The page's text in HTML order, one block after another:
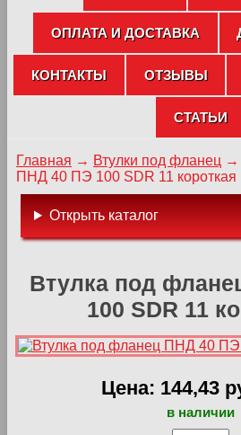
ОПЛАТА И ДОСТАВКА
КОНТАКТЫ ОТЗЫВЫ
СТАТЬИ
Главная → Втулки под фланец →
ПНД 40 ПЭ 100 SDR 11 короткая
Втулка под
100 SDR 11
Цена: 144,43
в наличии
Открыть каталог